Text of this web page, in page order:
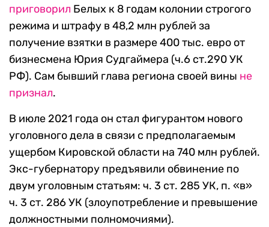
приговорил Белых к 8 годам колонии строгого
режима и штрафу в 48,2 млн рублей за
получение взятки в размере 400 тыс. евро от
бизнесмена Юрия Судгаймера (ч.6 ст.290 УК
РФ). Сам бывший глава региона своей вины не
признал.
В июле 2021 года он стал фигурантом нового
уголовного дела в связи с предполагаемым
ущербом Кировской области на 740 млн рублей.
Экс-губернатору предъявили обвинение по
двум уголовным статьям: ч. 3 ст. 285 УК, п. «в»
ч. 3 ст. 286 УК (злоупотребление и превышение
должностными полномочиями).